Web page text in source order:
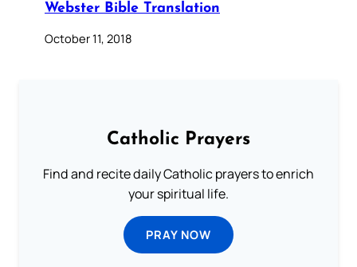
Webster Bible Translation
October 11, 2018
Catholic Prayers
Find and recite daily Catholic prayers to enrich
your spiritual life.
PRAY NOW